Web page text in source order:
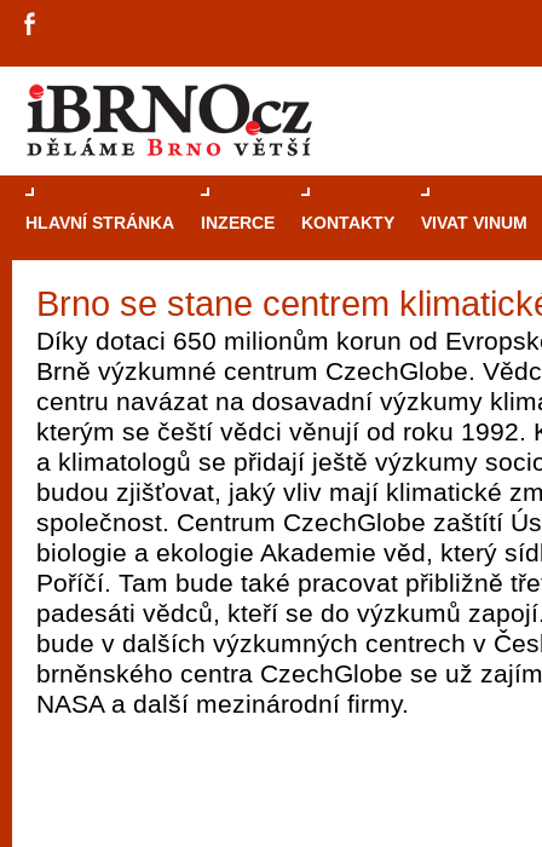
HLAVNÍ STRÁNKA INZERCE KONTAKTY VIVAT VINUM
Brno se stane centrem
Díky dotaci 650 milionům korun od
Brně výzkumné centrum CzechGlobe.
centru navázat na dosavadní výzkumy
kterým se čeští vědci věnují od roku 1992.
a klimatologů se přidají ještě výzkumy
budou zjišťovat, jaký vliv mají klimatické
společnost. Centrum CzechGlobe zaštítí
biologie a ekologie Akademie věd, který
Poříčí. Tam bude také pracovat přibližně
padesáti vědců, kteří se do výzkumů
bude v dalších výzkumných centrech v
brněnského centra CzechGlobe se už
NASA a další mezinárodní firmy.
Průvodce
Brně: Od
automaty
Brno je
zajímavé
restaurace,
Mimo jiné je ale také místem, kde si
vyzkoušet různé kasinové hry. V
metropoli naleznete širokou nabídku her
po moderní automaty jak pro pravidelné
příležitostné hráče. V...